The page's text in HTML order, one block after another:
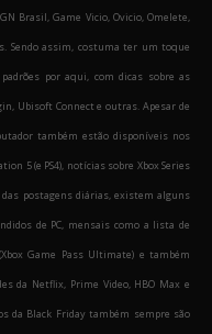
Brasil, Game Vicio, Ovicio, Omelete,
Sendo assim, costuma ter um toque
por aqui, com dicas sobre as
Ubisoft Connect e outras. Apesar de
também estão disponíveis nos
5 (e PS4), notícias sobre Xbox Series
postagens diárias, existem alguns
de PC, mensais como a lista de
Game Pass Ultimate) e também
da Netflix, Prime Video, HBO Max e
da Black Friday também sempre são